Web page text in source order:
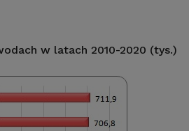
w latach 2010-2020 (tys.)